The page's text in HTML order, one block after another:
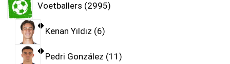
Voetballers 2995
Kenan Yıldız 6
Pedri González 11